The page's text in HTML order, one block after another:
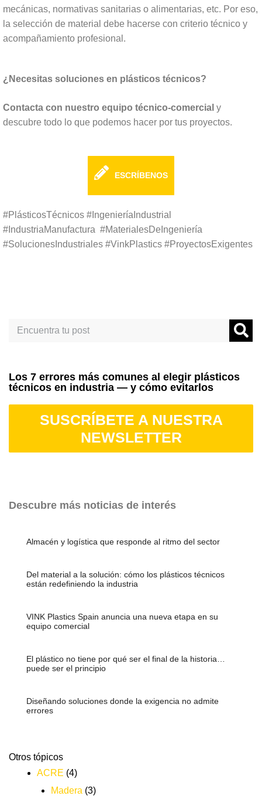
mecánicas, normativas sanitarias o alimentarias, etc. Por eso,
la selección de material debe hacerse con criterio técnico y
acompañamiento profesional.
¿Necesitas soluciones en plásticos técnicos?
Contacta con nuestro equipo técnico-comercial y
descubre todo lo que podemos hacer por tus proyectos.
ESCRÍBENOS
#PlásticosTécnicos #IngenieríaIndustrial
#IndustriaManufactura #MaterialesDeIngeniería
#SolucionesIndustriales #VinkPlastics #ProyectosExigentes
Search
Los 7 errores más comunes al elegir plásticos
técnicos en industria — y cómo evitarlos
SUSCRÍBETE A NUESTRA
NEWSLETTER
Descubre más noticias de interés
Almacén y logística que responde al ritmo del sector
Del material a la solución: cómo los plásticos técnicos
están redefiniendo la industria
VINK Plastics Spain anuncia una nueva etapa en su
equipo comercial
El plástico no tiene por qué ser el final de la historia…
puede ser el principio
Diseñando soluciones donde la exigencia no admite
errores
Otros tópicos
ACRE (4)
Madera (3)